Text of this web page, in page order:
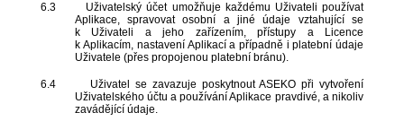
6.3
Uživatelský účet umožňuje každému Uživateli používat
Aplikace, spravovat osobní a jiné údaje vztahující se
k Uživateli a jeho zařízením, přístupy a Licence
k Aplikacím, nastavení Aplikací a případně i platební údaje
Uživatele (přes propojenou platební bránu).
6.4
Uživatel se zavazuje poskytnout ASEKO při vytvoření
Uživatelského účtu a používání Aplikace pravdivé, a nikoliv
zavádějící údaje.